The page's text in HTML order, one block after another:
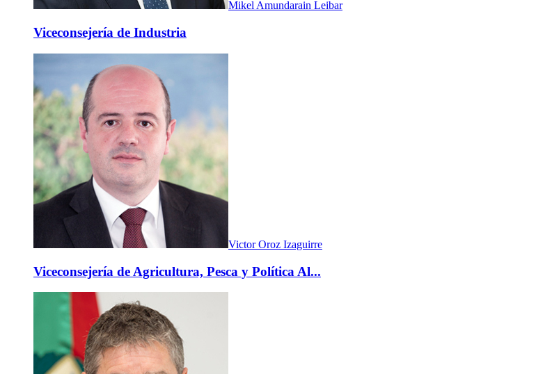
Mikel Amundarain Leibar
Viceconsejería de Industria
Victor Oroz Izaguirre
Viceconsejería de Agricultura, Pesca y Política Al...